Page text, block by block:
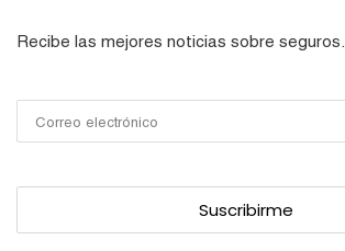
Recibe las mejores noticias sobre seguros.